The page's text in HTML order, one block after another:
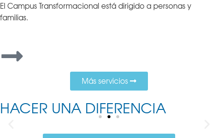
El Campus Transformacional está dirigido a personas y
familias.
Más servicios
HACER UNA DIFERENCIA